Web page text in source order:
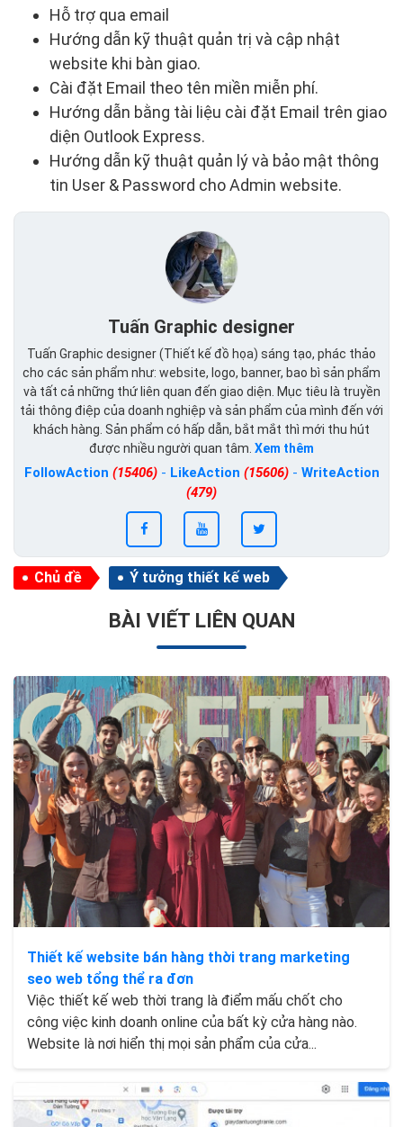
Hỗ trợ qua email
Hướng dẫn kỹ thuật quản trị và cập nhật
website khi bàn giao.
Cài đặt Email theo tên miền miễn phí.
Hướng dẫn bằng tài liệu cài đặt Email trên giao
diện Outlook Express.
Hướng dẫn kỹ thuật quản lý và bảo mật thông
tin User & Password cho Admin website.
Tuấn Graphic designer
Tuấn Graphic designer (Thiết kế đồ họa) sáng tạo, phác thảo
cho các sản phẩm như: website, logo, banner, bao bì sản phẩm
và tất cả những thứ liên quan đến giao diện. Mục tiêu là truyền
tải thông điệp của doanh nghiệp và sản phẩm của mình đến với
khách hàng. Sản phẩm có hấp dẫn, bắt mắt thì mới thu hút
được nhiều người quan tâm. Xem thêm
FollowAction (15406)- LikeAction (15606)- WriteAction
(479)
Chủ đề Ý tưởng thiết kế web
BÀI VIẾT LIÊN QUAN
Thiết kế website bán hàng thời trang marketing
seo web tổng thể ra đơn
Việc thiết kế web thời trang là điểm mấu chốt cho
công việc kinh doanh online của bất kỳ cửa hàng nào.
Website là nơi hiển thị mọi sản phẩm của cửa...